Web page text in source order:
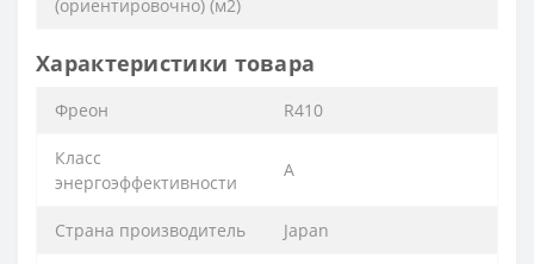
(ориентировочно) (м2)
Характеристики товара
Фреон R410
Класс
энергоэффективности
A
Страна производитель Japan